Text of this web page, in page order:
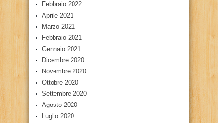
Febbraio 2022
Aprile 2021
Marzo 2021
Febbraio 2021
Gennaio 2021
Dicembre 2020
Novembre 2020
Ottobre 2020
Settembre 2020
Agosto 2020
Luglio 2020